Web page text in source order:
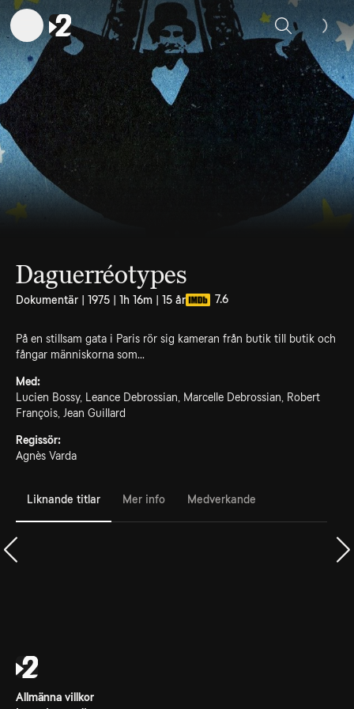
Sök
Daguerréotypes
Dokumentär | 1975 | 1h 16m | 15 år 7.6
På en stillsam gata i Paris rör sig kameran från butik till butik och
fångar människorna som...
Med:
Lucien Bossy, Leance Debrossian, Marcelle Debrossian, Robert
François, Jean Guillard
Regissör:
Agnès Varda
Liknande titlar Mer info Medverkande
Allmänna villkor